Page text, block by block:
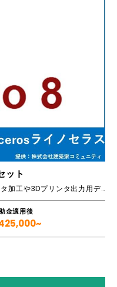
ット
建築や機械の設計はもちろん、点群データ加工や3Dプリンタ出力用データの作成にも最適／2023年11月発売の最新版3D-CAD
金適用後